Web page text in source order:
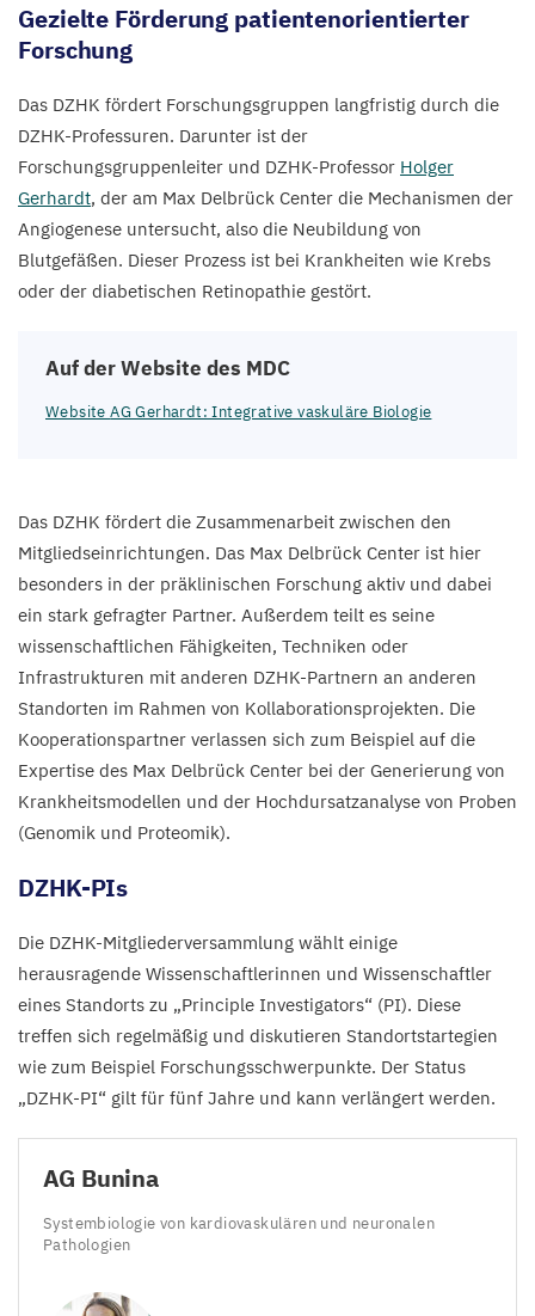
Gezielte Förderung patientenorientierter
Forschung
Das DZHK fördert Forschungsgruppen langfristig durch die
DZHK-Professuren. Darunter ist der
Forschungsgruppenleiter und DZHK-Professor Holger
Gerhardt, der am Max Delbrück Center die Mechanismen der
Angiogenese untersucht, also die Neubildung von
Blutgefäßen. Dieser Prozess ist bei Krankheiten wie Krebs
oder der diabetischen Retinopathie gestört.
Auf der Website des MDC
WebsiteAGGerhardt: Integrative vaskuläre Biologie
Das DZHK fördert die Zusammenarbeit zwischen den
Mitgliedseinrichtungen. Das Max Delbrück Center ist hier
besonders in der präklinischen Forschung aktiv und dabei
ein stark gefragter Partner. Außerdem teilt es seine
wissenschaftlichen Fähigkeiten, Techniken oder
Infrastrukturen mit anderen DZHK-Partnern an anderen
Standorten im Rahmen von Kollaborationsprojekten. Die
Kooperationspartner verlassen sich zum Beispiel auf die
Expertise des Max Delbrück Center bei der Generierung von
Krankheitsmodellen und der Hochdursatzanalyse von Proben
(Genomik und Proteomik).
DZHK-PIs
Die DZHK-Mitgliederversammlung wählt einige
herausragende Wissenschaftlerinnen und Wissenschaftler
eines Standorts zu „Principle Investigators“ (PI). Diese
treffen sich regelmäßig und diskutieren Standortstartegien
wie zum Beispiel Forschungsschwerpunkte. Der Status
„DZHK-PI“ gilt für fünf Jahre und kann verlängert werden.
AG Bunina
Systembiologie von kardiovaskulären und neuronalen
Pathologien